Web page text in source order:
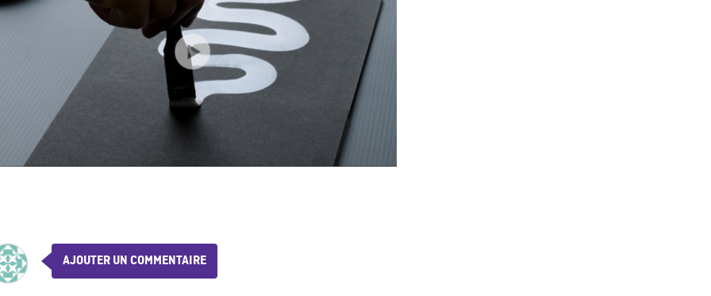
AJOUTER UN COMMENTAIRE